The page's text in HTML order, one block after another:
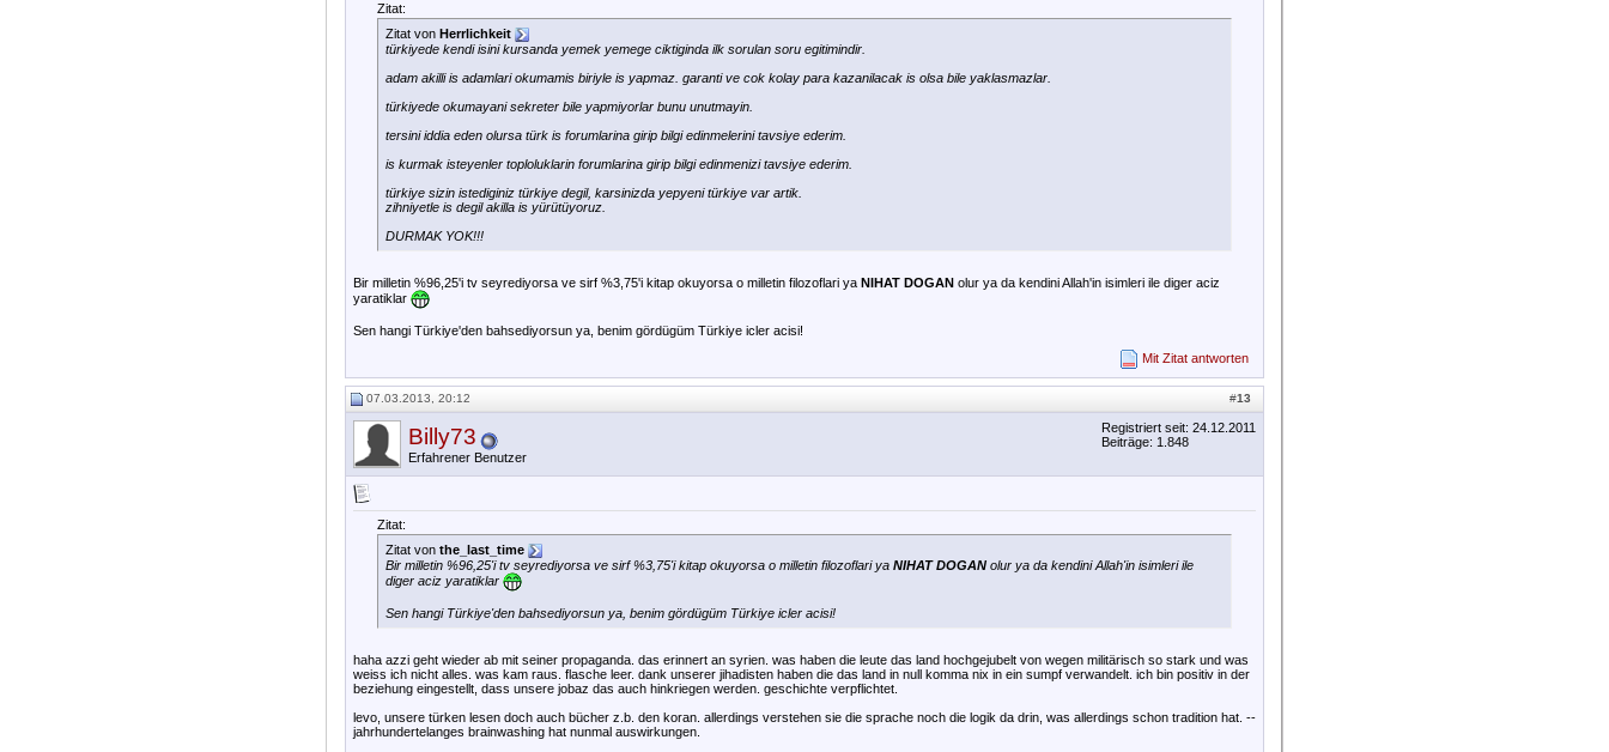
Zitat:
Zitat von Herrlichkeit
türkiyede kendi isini kursanda yemek yemege ciktiginda ilk sorulan soru egitimindir.
adam akilli is adamlari okumamis biriyle is yapmaz. garanti ve cok kolay para kazanilacak is olsa bile yaklasmazlar.
türkiyede okumayani sekreter bile yapmiyorlar bunu unutmayin.
tersini iddia eden olursa türk is forumlarina girip bilgi edinmelerini tavsiye ederim.
is kurmak isteyenler toploluklarin forumlarina girip bilgi edinmenizi tavsiye ederim.
türkiye sizin istediginiz türkiye degil, karsinizda yepyeni türkiye var artik.
zihniyetle is degil akilla is yürütüyoruz.
DURMAK YOK!!!
Bir milletin %96,25'i tv seyrediyorsa ve sirf %3,75'i kitap okuyorsa o milletin filozoflari ya NIHAT DOGAN olur ya da kendini Allah'in isimleri ile diger aciz
yaratiklar
Sen hangi Türkiye'den bahsediyorsun ya, benim gördügüm Türkiye icler acisi!
Mit Zitat antworten
#13
07.03.2013, 20:12
Billy73
Erfahrener Benutzer
Registriert seit: 24.12.2011
Beiträge: 1.848
Zitat:
Zitat von the_last_time
Bir milletin %96,25'i tv seyrediyorsa ve sirf %3,75'i kitap okuyorsa o milletin filozoflari ya NIHAT DOGAN olur ya da kendini Allah'in isimleri ile
diger aciz yaratiklar
Sen hangi Türkiye'den bahsediyorsun ya, benim gördügüm Türkiye icler acisi!
haha azzi geht wieder ab mit seiner propaganda. das erinnert an syrien. was haben die leute das land hochgejubelt von wegen militärisch so stark und was
weiss ich nicht alles. was kam raus. flasche leer. dank unserer jihadisten haben die das land in null komma nix in ein sumpf verwandelt. ich bin positiv in der
beziehung eingestellt, dass unsere jobaz das auch hinkriegen werden. geschichte verpflichtet.
levo, unsere türken lesen doch auch bücher z.b. den koran. allerdings verstehen sie die sprache noch die logik da drin, was allerdings schon tradition hat. --
jahrhundertelanges brainwashing hat nunmal auswirkungen.